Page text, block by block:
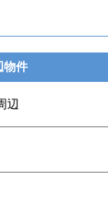
物件
辺